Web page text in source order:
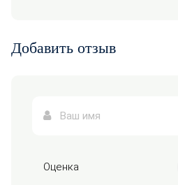
Добавить отзыв
Оценка